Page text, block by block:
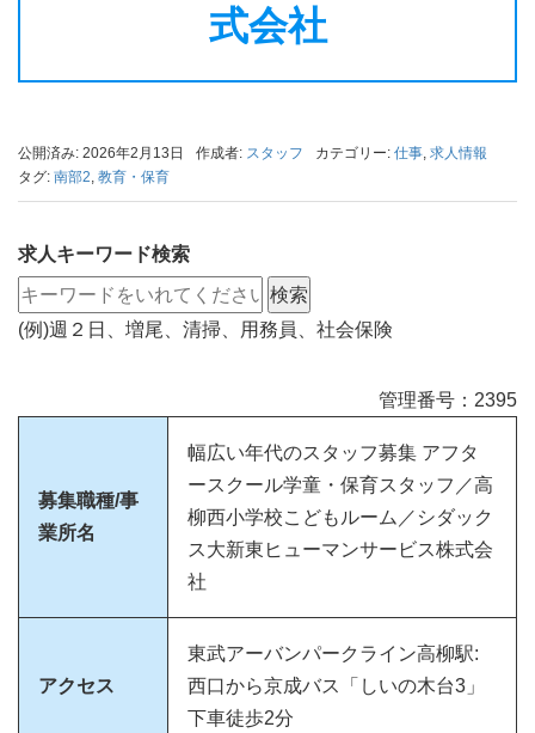
式会社
公開済み: 2026年2月13日 作成者: スタッフ カテゴリー: 仕事, 求人情報
タグ: 南部2, 教育・保育
求人キーワード検索
(例)週２日、増尾、清掃、用務員、社会保険
管理番号：2395
募集職種/事
業所名
幅広い年代のスタッフ募集 アフタ
ースクール学童・保育スタッフ／高
柳西小学校こどもルーム／シダック
ス大新東ヒューマンサービス株式会
社
アクセス
東武アーバンパークライン高柳駅:
西口から京成バス「しいの木台3」
下車徒歩2分